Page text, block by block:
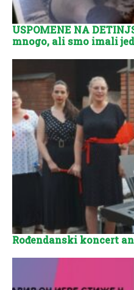
USPOMENE NA
mnogo, ali smo imali
Rođendanski koncert